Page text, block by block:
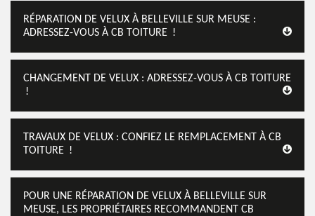
RÉPARATION DE VELUX À BELLEVILLE SUR MEUSE :
ADRESSEZ-VOUS À CB TOITURE !
CHANGEMENT DE VELUX : ADRESSEZ-VOUS À CB TOITURE
!
TRAVAUX DE VELUX : CONFIEZ LE REMPLACEMENT À CB
TOITURE !
POUR UNE RÉPARATION DE VELUX À BELLEVILLE SUR
MEUSE, LES PROPRIÉTAIRES RECOMMANDENT CB